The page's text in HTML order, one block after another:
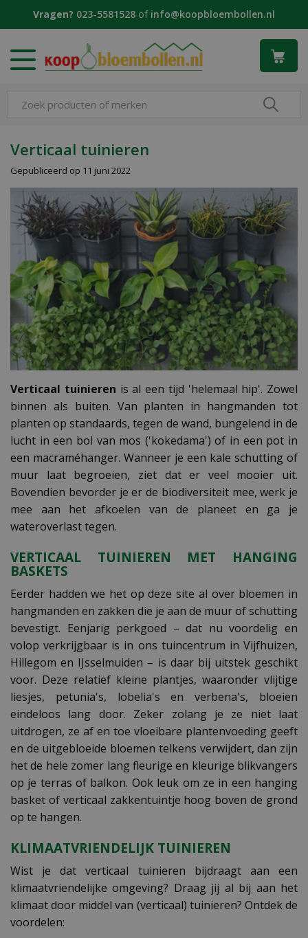
Vragen? 023-5581528 of info@koopbloembollen.nl
Verticaal tuinieren
Gepubliceerd op 11 juni 2022
Verticaal tuinieren is al een tijd 'helemaal hip'. Zowel
binnen als buiten. Van planten in hangmanden tot
planten op standaards, tegen de wand, bungelend in de
lucht in een bol van mos ('kokedama') of in een pot in
een macraméhanger. Wanneer je een kale schutting of
muur laat begroeien, ziet dat er veel mooier uit.
Bovendien bevorder je er de biodiversiteit mee, werk je
mee aan het afkoelen van de planeet en ga je
wateroverlast tegen.
VERTICAAL TUINIEREN MET HANGING
BASKETS
Eerder hadden we het op deze site al over bloemen in
hangmanden en zakken die je aan de muur of schutting
bevestigt. Eenjarig perkgoed – dat nu voordelig en
volop verkrijgbaar is in ons tuincentrum in Vijfhuizen,
Hillegom en IJsselmuiden – is daar bij uitstek geschikt
voor. Deze relatief kleine plantjes, waaronder vlijtige
liesjes, petunia's, lobelia's en verbena's, bloeien
eindeloos lang door. Zeker zolang je ze niet laat
uitdrogen, ze af en toe vloeibare plantenvoeding geeft
en de uitgebloeide bloemen telkens verwijdert, dan zijn
het de hele zomer lang fleurige en kleurige blikvangers
op je terras of balkon. Ook leuk om ze in een hanging
basket of verticaal zakkentuintje hoog boven de grond
op te hangen.
KLIMAATVRIENDELIJK TUINIEREN
Wist je dat verticaal tuinieren bijdraagt aan een
klimaatvriendelijke omgeving? Draag jij al bij aan het
klimaat door middel van (verticaal) tuinieren? Ontdek de
voordelen: